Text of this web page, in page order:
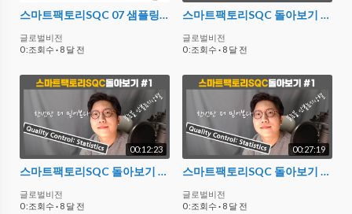
스마트팩토리SQC 07 샘플링 02
글로벌비전
0 :조회수 · 8 달 전
스마트팩토리SQC 돌아보기 #1 03
글로벌비전
0 :조회수 · 8 달 전
00:12:23
스마트팩토리SQC 돌아보기 #1 02
글로벌비전
0 :조회수 · 8 달 전
00:27:19
스마트팩토리SQC 돌아보기 #1 01
글로벌비전
0 :조회수 · 8 달 전